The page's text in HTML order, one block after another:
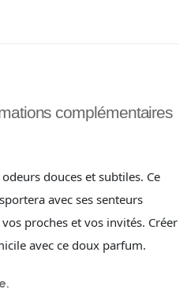
complémentaires
douces et subtiles. Ce
avec ses senteurs
proches et vos invités. Créer
avec ce doux parfum.